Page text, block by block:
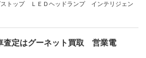
トップ ＬＥＤヘッドランプ インテリジェン
査定はグーネット買取 営業電